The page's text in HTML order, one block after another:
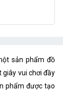
sản phẩm đồ
giây vui chơi đầy
phẩm được tạo